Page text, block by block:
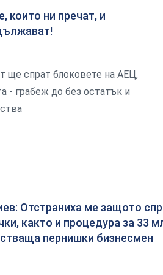
които ни пречат, и
ще спрат блоковете на АЕЦ,
- грабеж до без остатък и
Отстраниха ме защото
както и процедура за 33
пернишки бизнесмен